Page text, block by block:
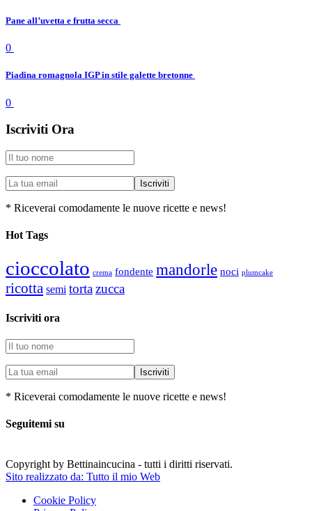
Pane all’uvetta e frutta secca
0
Piadina romagnola IGP in stile galette bretonne
0
Iscriviti Ora
* Riceverai comodamente le nuove ricette e news!
Hot Tags
cioccolato crema fondente mandorle noci plumcake
ricotta semi tortazucca
Iscriviti ora
* Riceverai comodamente le nuove ricette e news!
Seguitemi su
Copyright by Bettinaincucina - tutti i diritti riservati.
Sito realizzato da: Tutto il mio Web
Cookie Policy